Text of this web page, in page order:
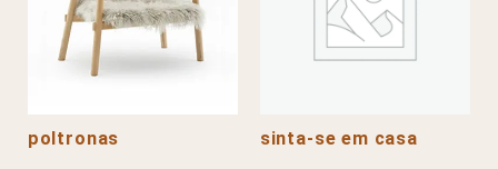
poltronas sinta-se em casa